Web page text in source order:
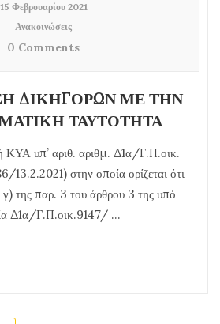
15 Φεβρουαρίου 2021
Ανακοινώσεις
0 Comments
ΔΙΚΗΓΟΡΩΝ ΜΕ ΤΗΝ
ΤΑΥΤΟΤΗΤΑ
ΚΥΑ υπ’ αριθ. αριθμ. Δ1α/Γ.Π.οικ.
στην οποία ορίζεται ότι
γ) της παρ. 3 του άρθρου 3 της υπό
Δ1α/Γ.Π.οικ.9147/ ...